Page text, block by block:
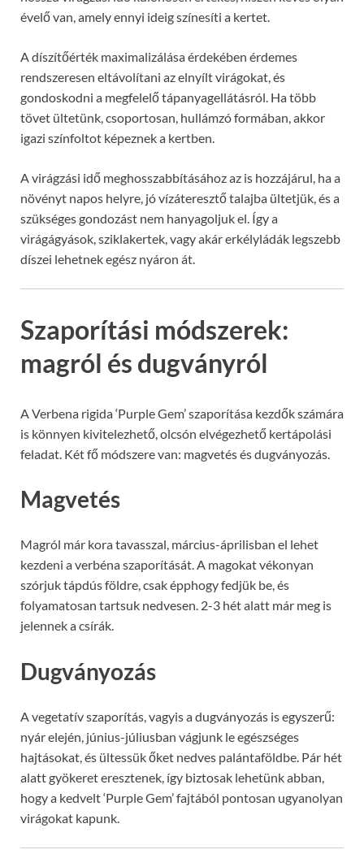
évelő van, amely ennyi ideig színesíti a kertet.
A díszítőérték maximalizálása érdekében érdemes
rendszeresen eltávolítani az elnyílt virágokat, és
gondoskodni a megfelelő tápanyagellátásról. Ha több
tövet ültetünk, csoportosan, hullámzó formában, akkor
igazi színfoltot képeznek a kertben.
A virágzási idő meghosszabbításához az is hozzájárul, ha a
növényt napos helyre, jó vízáteresztő talajba ültetjük, és a
szükséges gondozást nem hanyagoljuk el. Így a
virágágyások, sziklakertek, vagy akár erkélyládák legszebb
díszei lehetnek egész nyáron át.
Szaporítási módszerek:
magról és dugványról
A Verbena rigida ‘Purple Gem’ szaporítása kezdők számára
is könnyen kivitelezhető, olcsón elvégezhető kertápolási
feladat. Két fő módszere van: magvetés és dugványozás.
Magvetés
Magról már kora tavasszal, március-áprilisban el lehet
kezdeni a verbéna szaporítását. A magokat vékonyan
szórjuk tápdús földre, csak épphogy fedjük be, és
folyamatosan tartsuk nedvesen. 2-3 hét alatt már meg is
jelennek a csírák.
Dugványozás
A vegetatív szaporítás, vagyis a dugványozás is egyszerű:
nyár elején, június-júliusban vágjunk le egészséges
hajtásokat, és ültessük őket nedves palántaföldbe. Pár hét
alatt gyökeret eresztenek, így biztosak lehetünk abban,
hogy a kedvelt ‘Purple Gem’ fajtából pontosan ugyanolyan
virágokat kapunk.